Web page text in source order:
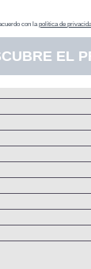
con la política de
EL